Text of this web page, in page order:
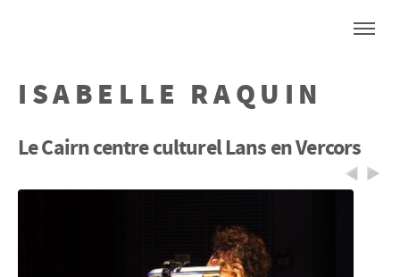
ISABELLE RAQUIN
Le Cairn centre culturel Lans en Vercors